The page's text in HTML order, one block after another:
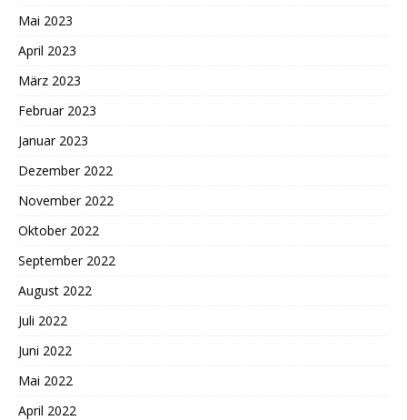
Mai 2023
April 2023
März 2023
Februar 2023
Januar 2023
Dezember 2022
November 2022
Oktober 2022
September 2022
August 2022
Juli 2022
Juni 2022
Mai 2022
April 2022